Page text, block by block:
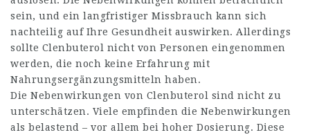
sein, und ein langfristiger Missbrauch kann sich
nachteilig auf Ihre Gesundheit auswirken. Allerdings
sollte Clenbuterol nicht von Personen eingenommen
werden, die noch keine Erfahrung mit
Nahrungsergänzungsmitteln haben.
Die Nebenwirkungen von Clenbuterol sind nicht zu
unterschätzen. Viele empfinden die Nebenwirkungen
als belastend – vor allem bei hoher Dosierung. Diese